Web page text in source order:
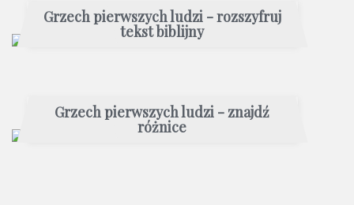
Grzech pierwszych ludzi - rozszyfruj
tekst biblijny
Grzech pierwszych ludzi - znajdź
różnice